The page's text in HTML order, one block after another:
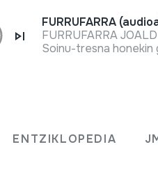
ENTZIKLOPEDIA
FURRUFARRA
Soinu-tresna honekin
1925-5-